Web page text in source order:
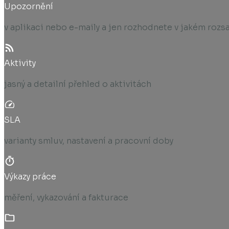
Upozornění
v aplikaci nebo e-maily a jen rozhodnete v jakém
Aktivity
jasný a detailní přehled o aktivitách
SLA
varianty smluv, nastavení a pracovní doby
Výkazy práce
měření, vykazování a fakturace